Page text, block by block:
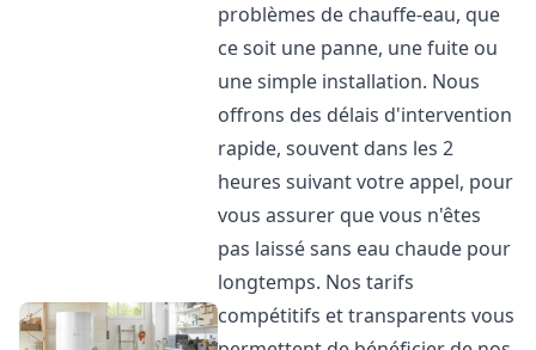
problèmes de chauffe-eau, que
ce soit une panne, une fuite ou
une simple installation. Nous
offrons des délais d'intervention
rapide, souvent dans les 2
heures suivant votre appel, pour
vous assurer que vous n'êtes
pas laissé sans eau chaude pour
longtemps. Nos tarifs
compétitifs et transparents vous